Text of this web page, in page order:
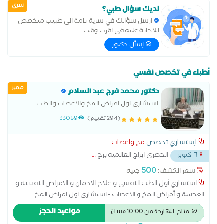
سري لديك سؤال طبي؟
ارسل سؤالك في سرية تامة الى طبيب متخصص
للاجابة عليه في اقرب وقت
إسأل دكتور
أطباء في تخصص نفسي
مميز دكتور محمد فرج عبد السلام
استشارى اول امراض المخ والاعصاب والطب
النفسى وعلاج الادمان
(294 تقييم) 33059
إستشاري تخصص مخ واعصاب
الحصري ابراج العالميه برج...
سعر الكشف:500 جنيه
استشاري أول الطب النفسي و علاج الادمان و الامراض النفسية و
العصبية و أمراض المخ و الاعصاب - استشارى اول امراض المخ
والاعصاب والطب النفسى وعلاج الادمان من مايو 2008 - اخصائى
الطب النفسى مستشفى الامل بجدة (لعلاج الادمان ،المملكة
متاح النهاردة من 10:00 مساءً مواعيد الحجز